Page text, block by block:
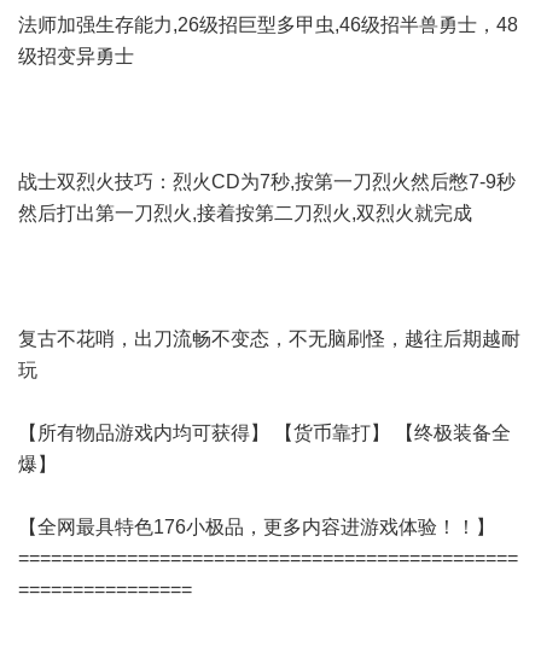
法师加强生存能力,26级招巨型多甲虫,46级招半兽勇士，48
级招变异勇士
战士双烈火技巧：烈火CD为7秒,按第一刀烈火然后憋7-9秒
然后打出第一刀烈火,接着按第二刀烈火,双烈火就完成
复古不花哨，出刀流畅不变态，不无脑刷怪，越往后期越耐
玩
【所有物品游戏内均可获得】 【货币靠打】 【终极装备全
爆】
【全网最具特色176小极品，更多内容进游戏体验！！】
==============================================
================